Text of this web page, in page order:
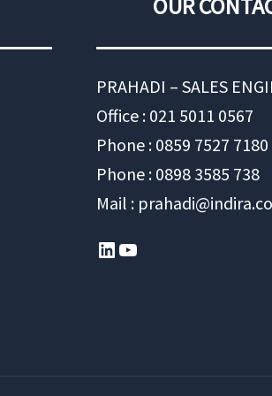
PRAHADI – SALES
Office : 021 5011 0567
Phone : 0859 7527 7180
Phone : 0898 3585 738
Mail :
LinkedIn YouTube